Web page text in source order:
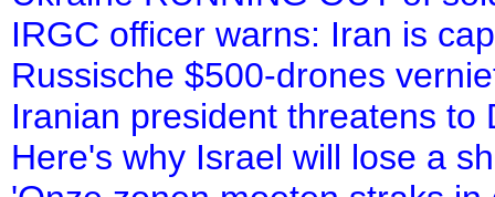
IRGC officer warns: Iran is
Russische $500-drones
Iranian president threatens to
Here's why Israel will lose a